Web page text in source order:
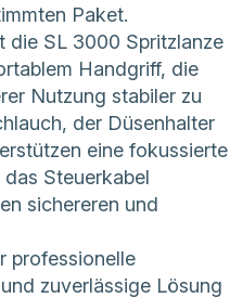
Paket.
die SL 3000 Spritzlanze
Handgriff, die
Nutzung stabiler zu
der Düsenhalter
eine fokussierte
Steuerkabel
sichereren und
professionelle
zuverlässige Lösung